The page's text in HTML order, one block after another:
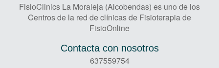
FisioClinics La Moraleja (Alcobendas) es uno de los
Centros de la red de clínicas de Fisioterapia de
FisioOnline
Contacta con nosotros
637559754